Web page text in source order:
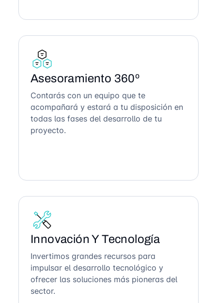
Asesoramiento 360º
Contarás con un equipo que te
acompañará y estará a tu disposición en
todas las fases del desarrollo de tu
proyecto.
Innovación Y Tecnología
Invertimos grandes recursos para
impulsar el desarrollo tecnológico y
ofrecer las soluciones más pioneras del
sector.